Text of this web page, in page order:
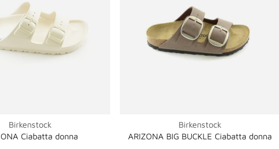
Birkenstock
Ciabatta donna
Birkenstock
ARIZONA BIG BUCKLE Ciabatta donna